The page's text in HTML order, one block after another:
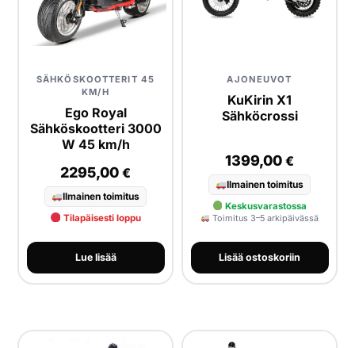
SÄHKÖSKOOTTERIT 45
KM/H
Ego Royal
Sähköskootteri 3000
W 45 km/h
2295,00 €
Ilmainen toimitus
Tilapäisesti loppu
Lue lisää
AJONEUVOT
KuKirin X1
Sähköcrossi
1399,00 €
Ilmainen toimitus
Keskusvarastossa
Toimitus 3–5 arkipäivässä
Lisää ostoskoriin